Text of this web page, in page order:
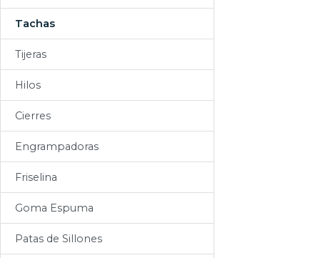
Tachas
Tijeras
Hilos
Cierres
Engrampadoras
Friselina
Goma Espuma
Patas de Sillones
Telas Plásticas
Felpudos
Toldos
Pisos
Sogas
Varios